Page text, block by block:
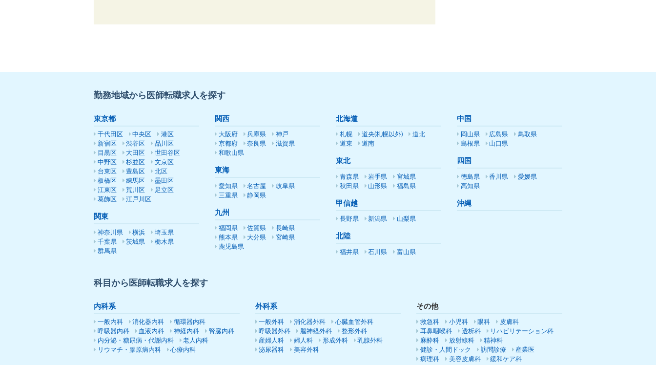
勤務地域から医師転職求人を探す
東京都
千代田区 中央区
港区
新宿区
渋谷区
品川区
目黒区
大田区
世田谷区
中野区
杉並区
文京区
台東区
豊島区
北区
板橋区
練馬区
墨田区
江東区
荒川区
足立区
葛飾区
江戸川区
関東
神奈川県 横浜
埼玉県
千葉県
茨城県
栃木県
群馬県
関西
大阪府 兵庫県
神戸
京都府
奈良県
滋賀県
和歌山県
東海
愛知県 名古屋
岐阜県
三重県
静岡県
九州
福岡県 佐賀県
長崎県
熊本県
大分県
宮崎県
鹿児島県
北海道
札幌 道央(札幌以外)
道北
道東
道南
東北
青森県 岩手県
宮城県
秋田県
山形県 福島県
甲信越
長野県 新潟県 山梨県
北陸
福井県 石川県 富山県
中国
岡山県 広島県
鳥取県
島根県
山口県
四国
徳島県 香川県
愛媛県
高知県
沖縄
科目から医師転職求人を探す
内科系
一般内科 消化器内科
循環器内科
呼吸器内科
血液内科 神経内科
腎臓内科
内分泌・糖尿病・代謝内科
老人内科
リウマチ・膠原病内科
心療内科
外科系
一般外科 消化器外科
心臓血管外科
呼吸器外科
脳神経外科
整形外科
産婦人科
婦人科 形成外科
乳腺外科
泌尿器科
美容外科
その他
救急科 小児科 眼科
皮膚科
耳鼻咽喉科
透析科
リハビリテーション科
麻酔科
放射線科
精神科
健診・人間ドック
訪問診療
産業医
病理科
美容皮膚科 緩和ケア科